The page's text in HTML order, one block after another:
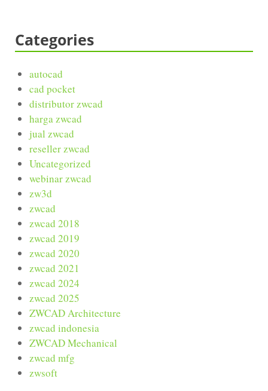
Categories
autocad
cad pocket
distributor zwcad
harga zwcad
jual zwcad
reseller zwcad
Uncategorized
webinar zwcad
zw3d
zwcad
zwcad 2018
zwcad 2019
zwcad 2020
zwcad 2021
zwcad 2024
zwcad 2025
ZWCAD Architecture
zwcad indonesia
ZWCAD Mechanical
zwcad mfg
zwsoft